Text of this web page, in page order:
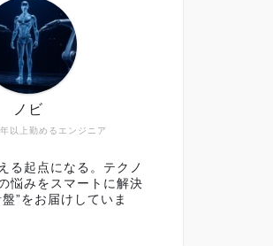
以上勤めるエンジニア
ノビ
る起点になる。テクノ
悩みをスマートに解決
”をお届けしていま